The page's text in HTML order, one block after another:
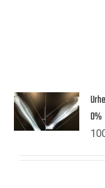
0%